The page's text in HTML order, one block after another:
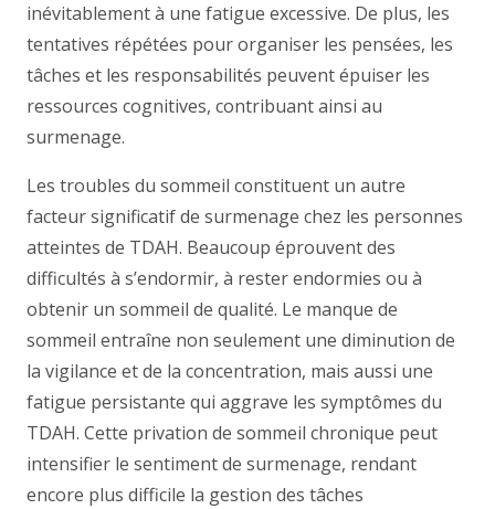
inévitablement à une fatigue excessive. De plus, les
tentatives répétées pour organiser les pensées, les
tâches et les responsabilités peuvent épuiser les
ressources cognitives, contribuant ainsi au
surmenage.
Les troubles du sommeil constituent un autre
facteur significatif de surmenage chez les personnes
atteintes de TDAH. Beaucoup éprouvent des
difficultés à s’endormir, à rester endormies ou à
obtenir un sommeil de qualité. Le manque de
sommeil entraîne non seulement une diminution de
la vigilance et de la concentration, mais aussi une
fatigue persistante qui aggrave les symptômes du
TDAH. Cette privation de sommeil chronique peut
intensifier le sentiment de surmenage, rendant
encore plus difficile la gestion des tâches